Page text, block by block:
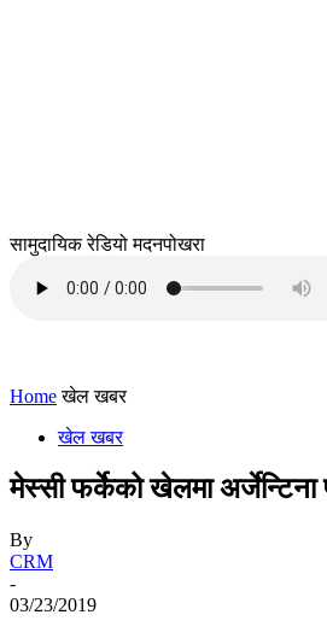
सामुदायिक रेडियो मदनपोखरा
Home खेल खबर
खेल खबर
मेस्सी फर्केको खेलमा अर्जेन्टिना
By
CRM
-
03/23/2019